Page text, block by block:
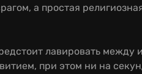
а простая
лавировать между
при этом ни на